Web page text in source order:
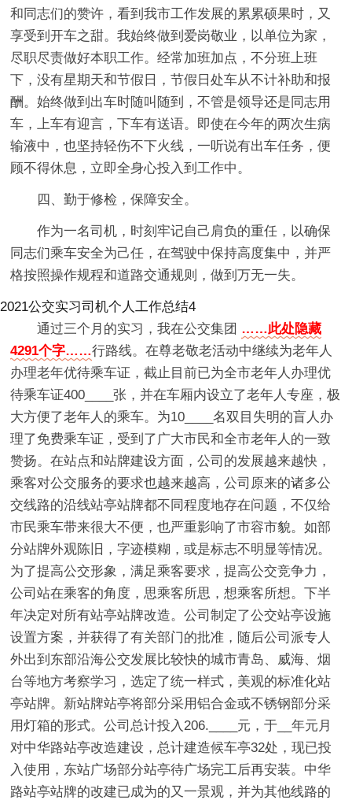
和同志们的赞许，看到我市工作发展的累累硕果时，又
享受到开车之甜。我始终做到爱岗敬业，以单位为家，
尽职尽责做好本职工作。经常加班加点，不分班上班
下，没有星期天和节假日，节假日处车从不计补助和报
酬。始终做到出车时随叫随到，不管是领导还是同志用
车，上车有迎言，下车有送语。即使在今年的两次生病
输液中，也坚持轻伤不下火线，一听说有出车任务，便
顾不得休息，立即全身心投入到工作中。
四、勤于修检，保障安全。
作为一名司机，时刻牢记自己肩负的重任，以确保
同志们乘车安全为己任，在驾驶中保持高度集中，并严
格按照操作规程和道路交通规则，做到万无一失。
2021公交实习司机个人工作总结4
通过三个月的实习，我在公交集团 ……此处隐藏
4291个字……行路线。在尊老敬老活动中继续为老年人
办理老年优待乘车证，截止目前已为全市老年人办理优
待乘车证400____张，并在车厢内设立了老年人专座，极
大方便了老年人的乘车。为10____名双目失明的盲人办
理了免费乘车证，受到了广大市民和全市老年人的一致
赞扬。在站点和站牌建设方面，公司的发展越来越快，
乘客对公交服务的要求也越来越高，公司原来的诸多公
交线路的沿线站亭站牌都不同程度地存在问题，不仅给
市民乘车带来很大不便，也严重影响了市容市貌。如部
分站牌外观陈旧，字迹模糊，或是标志不明显等情况。
为了提高公交形象，满足乘客要求，提高公交竞争力，
公司站在乘客的角度，思乘客所思，想乘客所想。下半
年决定对所有站亭站牌改造。公司制定了公交站亭设施
设置方案，并获得了有关部门的批准，随后公司派专人
外出到东部沿海公交发展比较快的城市青岛、威海、烟
台等地方考察学习，选定了统一样式，美观的标准化站
亭站牌。新站牌站亭将部分采用铝合金或不锈钢部分采
用灯箱的形式。公司总计投入206.____元，于__年元月
对中华路站亭改造建设，总计建造候车亭32处，现已投
入使用，东站广场部分站亭待广场完工后再安装。中华
路站亭站牌的改建已成为的又一景观，并为其他线路的